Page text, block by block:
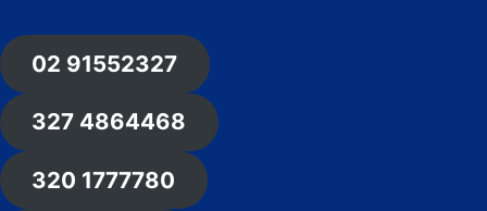
02 91552327
327 4864468
320 1777780